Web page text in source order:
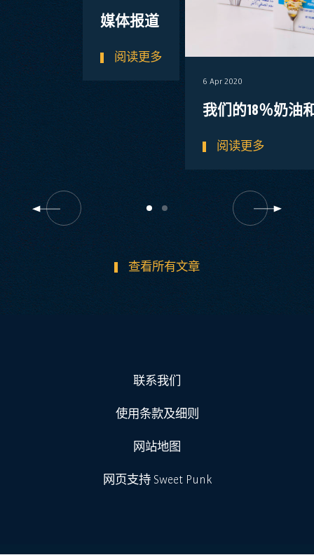
媒体报道
阅读更多
6 Apr 2020
我们的18％奶油
阅读更多
查看所有文章
联系我们
使用条款及细则
网站地图
网页支持 Sweet Punk